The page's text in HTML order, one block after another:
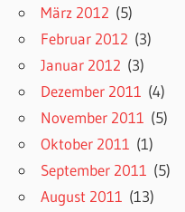
März 2012 (5)
Februar 2012 (3)
Januar 2012 (3)
Dezember 2011 (4)
November 2011 (5)
Oktober 2011 (1)
September 2011 (5)
August 2011 (13)